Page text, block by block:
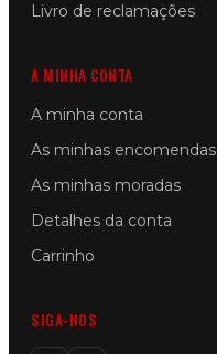
Livro de reclamações
A MINHA CONTA
A minha conta
As minhas encomendas
As minhas moradas
Detalhes da conta
Carrinho
SIGA-NOS